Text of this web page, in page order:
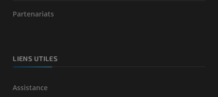
Partenariats
LIENS UTILES
Assistance